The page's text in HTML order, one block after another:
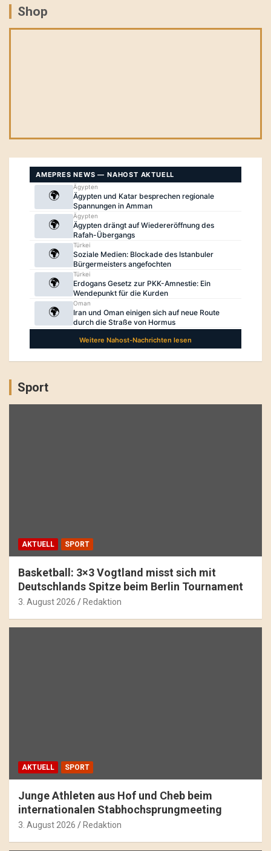
Shop
Sport
AKTUELL SPORT
Basketball: 3×3 Vogtland misst sich mit
Deutschlands Spitze beim Berlin Tournament
3. August 2026 Redaktion
AKTUELL SPORT
Junge Athleten aus Hof und Cheb beim
internationalen Stabhochsprungmeeting
3. August 2026 Redaktion